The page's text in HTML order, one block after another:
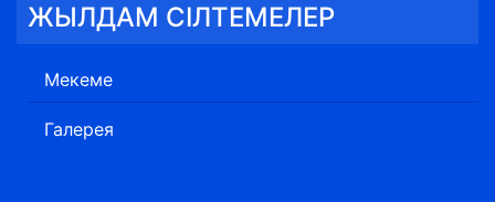
ЖЫЛДАМ СІЛТЕМЕЛЕР
Мекеме
Галерея